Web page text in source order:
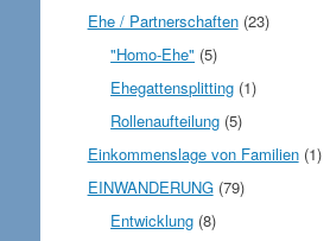
Ehe / Partnerschaften(23)
"Homo-Ehe" (5)
Ehegattensplitting (1)
Rollenaufteilung (5)
Einkommenslage von Familien(1)
EINWANDERUNG(79)
Entwicklung (8)